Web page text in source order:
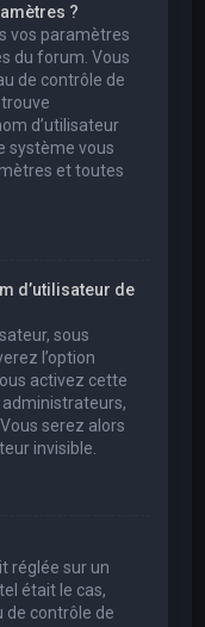
?
vos paramètres
du forum. Vous
de contrôle de
trouve
d’utilisateur
système vous
et toutes
d’utilisateur de
sous
l’option
activez cette
administrateurs,
serez alors
invisible.
réglée sur un
était le cas,
de contrôle de